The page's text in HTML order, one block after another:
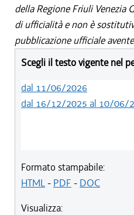
della Regione Friuli Venezia
di ufficialità e non è
pubblicazione ufficiale
Scegli il testo vigente nel
dal 11/06/2026
dal 16/12/2025 al 10/06/
Formato stampabile:
HTML- PDF - DOC
Visualizza: